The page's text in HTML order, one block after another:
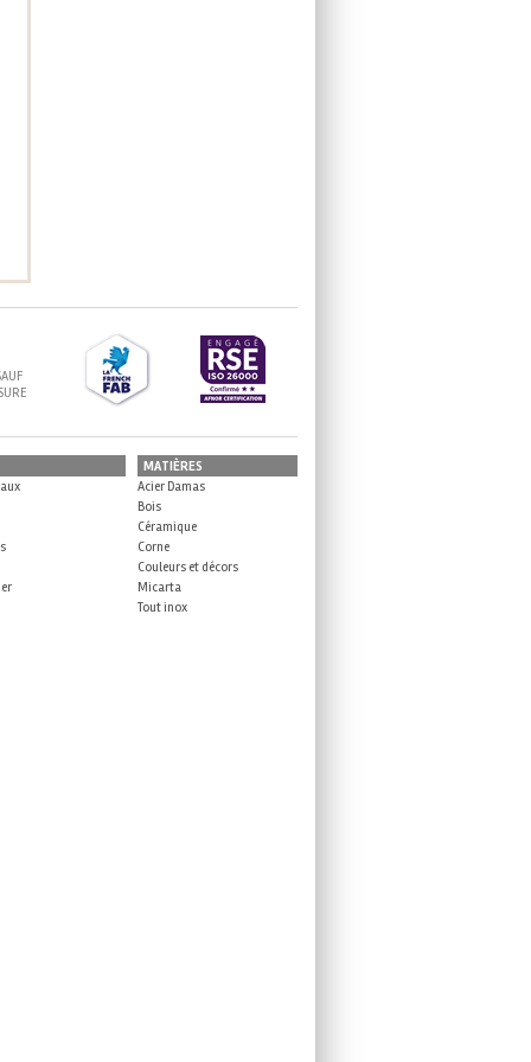
MATIÈRES
Acier Damas
Bois
Céramique
Corne
Couleurs et décors
Micarta
Tout inox